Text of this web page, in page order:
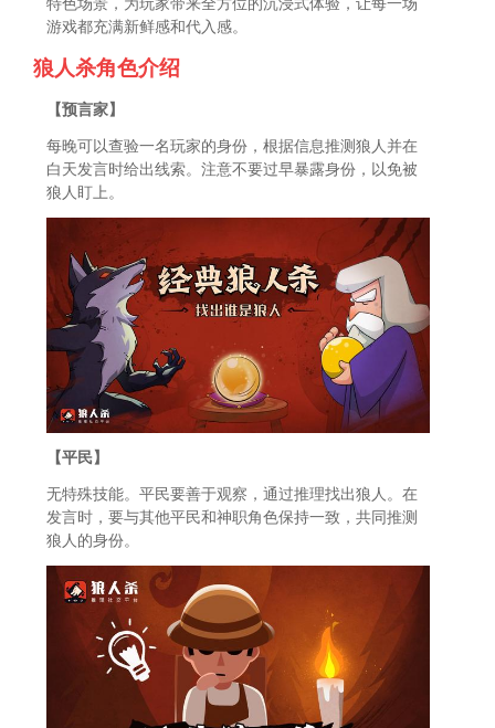
游戏都充满新鲜感和代入感。
狼人杀角色介绍
【预言家】
每晚可以查验一名玩家的身份，根据信息推测狼人并在
白天发言时给出线索。注意不要过早暴露身份，以免被
狼人盯上。
【平民】
无特殊技能。平民要善于观察，通过推理找出狼人。在
发言时，要与其他平民和神职角色保持一致，共同推测
狼人的身份。